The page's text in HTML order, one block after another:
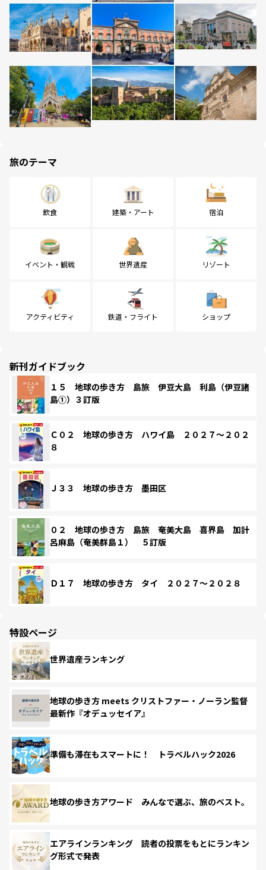
旅のテーマ
飲食 建築・アート 宿泊
イベント・観戦 世界遺産 リゾート
アクティビティ 鉄道・フライト ショップ
新刊ガイドブック
１５ 地球の歩き方 島旅 伊豆大島 利島（伊豆諸
島①）３訂版
Ｃ０２ 地球の歩き方 ハワイ島 ２０２７～２０２
８
Ｊ３３ 地球の歩き方 墨田区
０２ 地球の歩き方 島旅 奄美大島 喜界島 加計
呂麻島（奄美群島１） ５訂版
Ｄ１７ 地球の歩き方 タイ ２０２７～２０２８
特設ページ
世界遺産ランキング
地球の歩き方 meets クリストファー・ノーラン監督
最新作『オデュッセイア』
準備も滞在もスマートに！ トラベルハック2026
地球の歩き方アワード みんなで選ぶ、旅のベスト。
エアラインランキング 読者の投票をもとにランキン
グ形式で発表